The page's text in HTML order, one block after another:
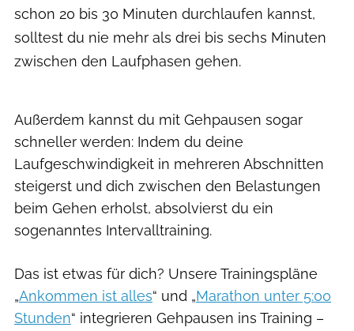
schon 20 bis 30 Minuten durchlaufen kannst,
solltest du nie mehr als drei bis sechs Minuten
zwischen den Laufphasen gehen.
Außerdem kannst du mit Gehpausen sogar
schneller werden: Indem du deine
Laufgeschwindigkeit in mehreren Abschnitten
steigerst und dich zwischen den Belastungen
beim Gehen erholst, absolvierst du ein
sogenanntes Intervalltraining.
Das ist etwas für dich? Unsere Trainingspläne
„Ankommen ist alles“ und „Marathon unter 5:00
Stunden“ integrieren Gehpausen ins Training –